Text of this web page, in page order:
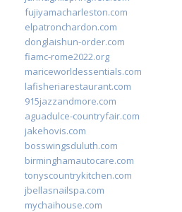
fujiyamacharleston.com
elpatronchardon.com
donglaishun-order.com
fiamc-rome2022.org
mariceworldessentials.com
lafisheriarestaurant.com
915jazzandmore.com
aguadulce-countryfair.com
jakehovis.com
bosswingsduluth.com
birminghamautocare.com
tonyscountrykitchen.com
jbellasnailspa.com
mychaihouse.com